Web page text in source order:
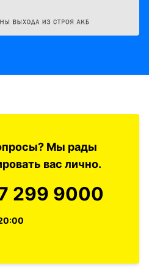
Мы рады
вас лично.
299 9000